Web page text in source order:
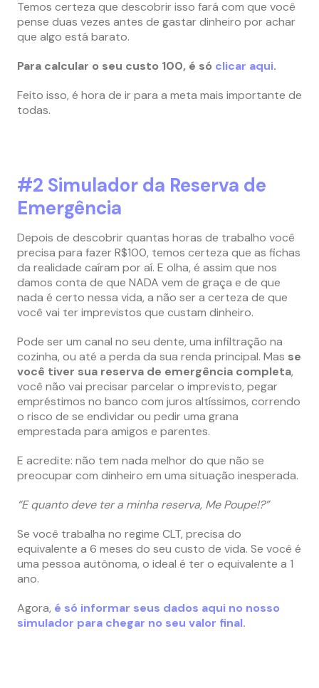
Temos certeza que descobrir isso fará com que você
pense duas vezes antes de gastar dinheiro por achar
que algo está barato.
Para calcular o seu custo 100, é só clicar aqui.
Feito isso, é hora de ir para a meta mais importante de
todas.
#2 Simulador da Reserva de
Emergência
Depois de descobrir quantas horas de trabalho você
precisa para fazer R$100, temos certeza que as fichas
da realidade caíram por aí. E olha, é assim que nos
damos conta de que NADA vem de graça e de que
nada é certo nessa vida, a não ser a certeza de que
você vai ter imprevistos que custam dinheiro.
Pode ser um canal no seu dente, uma infiltração na
cozinha, ou até a perda da sua renda principal. Mas se
você tiver sua reserva de emergência completa,
você não vai precisar parcelar o imprevisto, pegar
empréstimos no banco com juros altíssimos, correndo
o risco de se endividar ou pedir uma grana
emprestada para amigos e parentes.
E acredite: não tem nada melhor do que não se
preocupar com dinheiro em uma situação inesperada.
“E quanto deve ter a minha reserva, Me Poupe!?”
Se você trabalha no regime CLT, precisa do
equivalente a 6 meses do seu custo de vida. Se você é
uma pessoa autônoma, o ideal é ter o equivalente a 1
ano.
Agora, é só informar seus dados aqui no nosso
simulador para chegar no seu valor final.